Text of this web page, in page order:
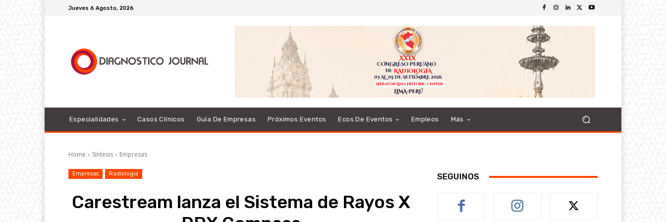
Jueves 6 Agosto, 2026
Especialidades Casos Clínicos Guía De Empresas Próximos Eventos Ecos De Eventos Empleos Más
Home Síntesis Empresas
Empresas Radiología
Carestream lanza el Sistema de Rayos X
SEGUINOS